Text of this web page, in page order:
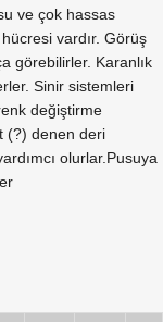
ve çok hassas
vardır. Görüş
görebilirler. Karanlık
Sinir sistemleri
değiştirme
(?) denen deri
olurlar.Pusuya